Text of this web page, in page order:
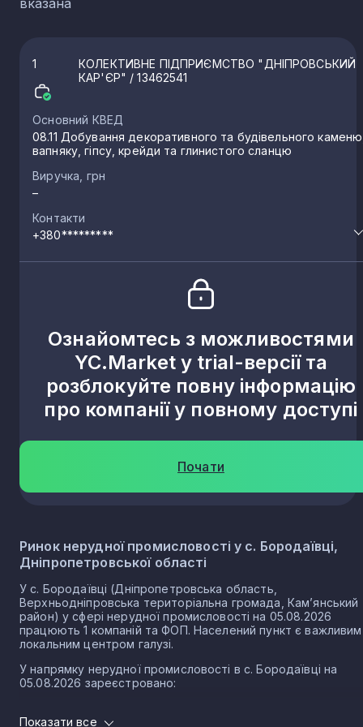
1
КОЛЕКТИВНЕ ПІДПРИЄМСТВО "ДНІПРОВСЬКИЙ
КАР'ЄР" / 13462541
Основний КВЕД
08.11 Добування декоративного та будівельного
вапняку, гіпсу, крейди та глинистого сланцю
Виручка, грн
–
Контакти
+380*********
Ознайомтесь з можливостями
YC.Market у trial-версії та
розблокуйте повну інформацію
про компанії у повному доступі
Почати
Ринок нерудної промисловості у с. Бородаївці,
Дніпропетровської області
У с. Бородаївці (Дніпропетровська область,
Верхньодніпровська територіальна громада, Кам’янський
район) у сфері нерудної промисловості на 05.08.2026
працюють 1 компаній та ФОП. Населений пункт є важливим
локальним центром галузі.
У напрямку нерудної промисловості в с. Бородаївці на
05.08.2026 зареєстровано:
Показати все